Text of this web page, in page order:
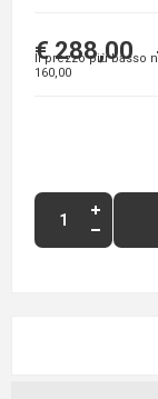
€ 288,00
Il prezzo più basso
160,00